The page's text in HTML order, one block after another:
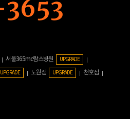
서울365mc람스병원 UPGRADE
UPGRADE 노원점 UPGRADE
천호점